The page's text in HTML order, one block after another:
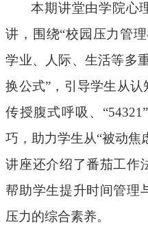
本期讲堂由学院心
讲，围绕“校园压力管
学业、人际、生活等多
换公式”，引导学生从
传授腹式呼吸、“54321
巧，助力学生从“被动焦
讲座还介绍了番茄工作
帮助学生提升时间管理
压力的综合素养。